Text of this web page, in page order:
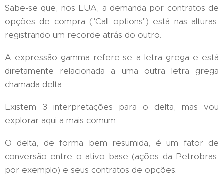
Sabe-se que, nos EUA, a demanda por contratos de
opções de compra ("Call options") está nas alturas,
registrando um recorde atrás do outro.
A expressão gamma refere-se a letra grega e está
diretamente relacionada a uma outra letra grega
chamada delta.
Existem 3 interpretações para o delta, mas vou
explorar aqui a mais comum.
O delta, de forma bem resumida, é um fator de
conversão entre o ativo base (ações da Petrobras,
por exemplo) e seus contratos de opções.